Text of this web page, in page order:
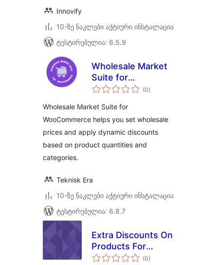
Innovify
10-ზე ნაკლები აქტიური ინსტალაცია
ტესტირებულია: 6.5.9
Wholesale Market
Suite for
WooCommerce
(0საერთო
რეიტინგი
)
Wholesale Market Suite for
WooCommerce helps you set wholesale
prices and apply dynamic discounts
based on product quantities and
categories.
Teknisk Era
10-ზე ნაკლები აქტიური ინსტალაცია
ტესტირებულია: 6.8.7
Extra Discounts On
Products For
WooCommerce
(0საერთო
რეიტინგი
)